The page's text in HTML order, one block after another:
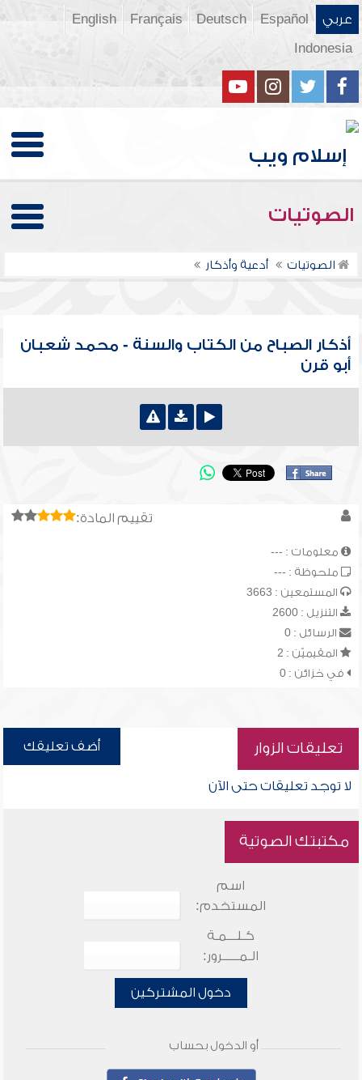
عربي Español
Deutsch
Français
English
Indonesia
الصوتيات
الصوتيات أدعية وأذكار
أذكار الصباح من الكتاب والسنة - محمد شعبان
أبو قرن
تقييم المادة:
معلومات : ---
ملحوظة : ---
المستمعين : 3663
التنزيل : 2600
الرسائل : 0
المقيميّن : 2
في خزائن : 0
تعليقات الزوار أضف تعليقك
لا توجد تعليقات حتى الآن
مكتبتك الصوتية
اسم
المستخدم:
كـلـــمـة
الـمـــــرور:
دخول المشتركين
أو الدخول بحساب